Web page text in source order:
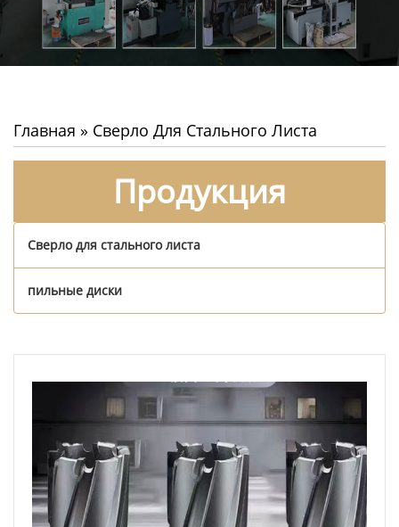
Главная » Сверло Для Стального Листа
Продукция
Сверло для стального листа
пильные диски